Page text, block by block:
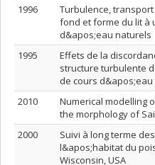
1996
Turbulence,
fond et forme du lit à
d&apos;eau naturels
1995
Effets de la
structure turbulente
de cours
2010
Numerical modelling
the morphology of
2000
Suivi à long terme
l&apos;habitat du
Wisconsin, USA